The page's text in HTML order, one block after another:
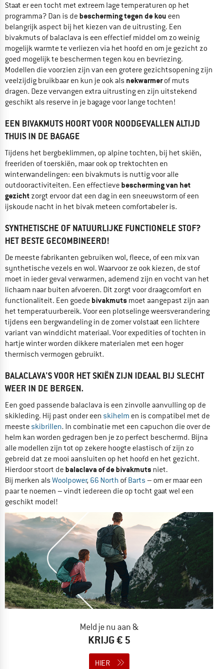
Staat er een tocht met extreem lage temperaturen op het
programma? Dan is de bescherming tegen de kou een
belangrijk aspect bij het kiezen van de uitrusting. Een
bivakmuts of balaclava is een effectief middel om zo weinig
mogelijk warmte te verliezen via het hoofd en om je gezicht zo
goed mogelijk te beschermen tegen kou en bevriezing.
Modellen die voorzien zijn van een grotere gezichtsopening zijn
veelzijdig bruikbaar en kun je ook als nekwarmerof muts
dragen. Deze vervangen extra uitrusting en zijn uitstekend
geschikt als reserve in je bagage voor lange tochten!
EEN BIVAKMUTS HOORT VOOR NOODGEVALLEN ALTIJD
THUIS IN DE BAGAGE
Tijdens het bergbeklimmen, op alpine tochten, bij het skiën,
freeriden of toerskiën, maar ook op trektochten en
winterwandelingen: een bivakmuts is nuttig voor alle
outdooractiviteiten. Een effectieve bescherming van het
gezicht zorgt ervoor dat een dag in een sneeuwstorm of een
ijskoude nacht in het bivak meteen comfortabeler is.
SYNTHETISCHE OF NATUURLIJKE FUNCTIONELE STOF?
HET BESTE GECOMBINEERD!
De meeste fabrikanten gebruiken wol, fleece, of een mix van
synthetische vezels en wol. Waarvoor ze ook kiezen, de stof
moet in ieder geval verwarmen, ademend zijn en vocht van het
lichaam naar buiten afvoeren. Dit zorgt voor draagcomfort en
functionaliteit. Een goede bivakmuts moet aangepast zijn aan
het temperatuurbereik. Voor een plotselinge weersverandering
tijdens een bergwandeling in de zomer volstaat een lichtere
variant van winddicht materiaal. Voor expedities of tochten in
hartje winter worden dikkere materialen met een hoger
thermisch vermogen gebruikt.
BALACLAVA'S VOOR HET SKIËN ZIJN IDEAAL BIJ SLECHT
WEER IN DE BERGEN.
Een goed passende balaclava is een zinvolle aanvulling op de
skikleding. Hij past onder een skihelm en is compatibel met de
meesteskibrillen. In combinatie met een capuchon die over de
helm kan worden gedragen ben je zo perfect beschermd. Bijna
alle modellen zijn tot op zekere hoogte elastisch of zijn zo
gebreid dat ze mooi aansluiten op het hoofd en het gezicht.
Hierdoor stoort de balaclava of de bivakmuts niet.
Bij merken als Woolpower, 66 North ofBarts – om er maar een
paar te noemen – vindt iedereen die op tocht gaat wel een
geschikt model!
Meld je nu aan &
KRIJG € 5
HIER